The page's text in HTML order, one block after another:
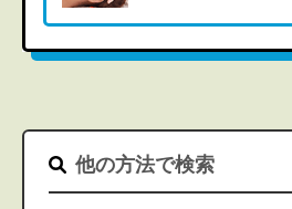
他の方法で検索